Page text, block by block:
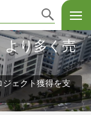
より多く売
ジェクト獲得を支